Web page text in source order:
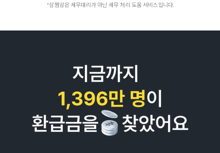
*삼쩜삼은 세무대리가 아닌 세무 처리 도움 서비스입니다.